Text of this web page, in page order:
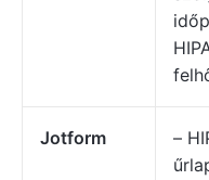
Jotform
–